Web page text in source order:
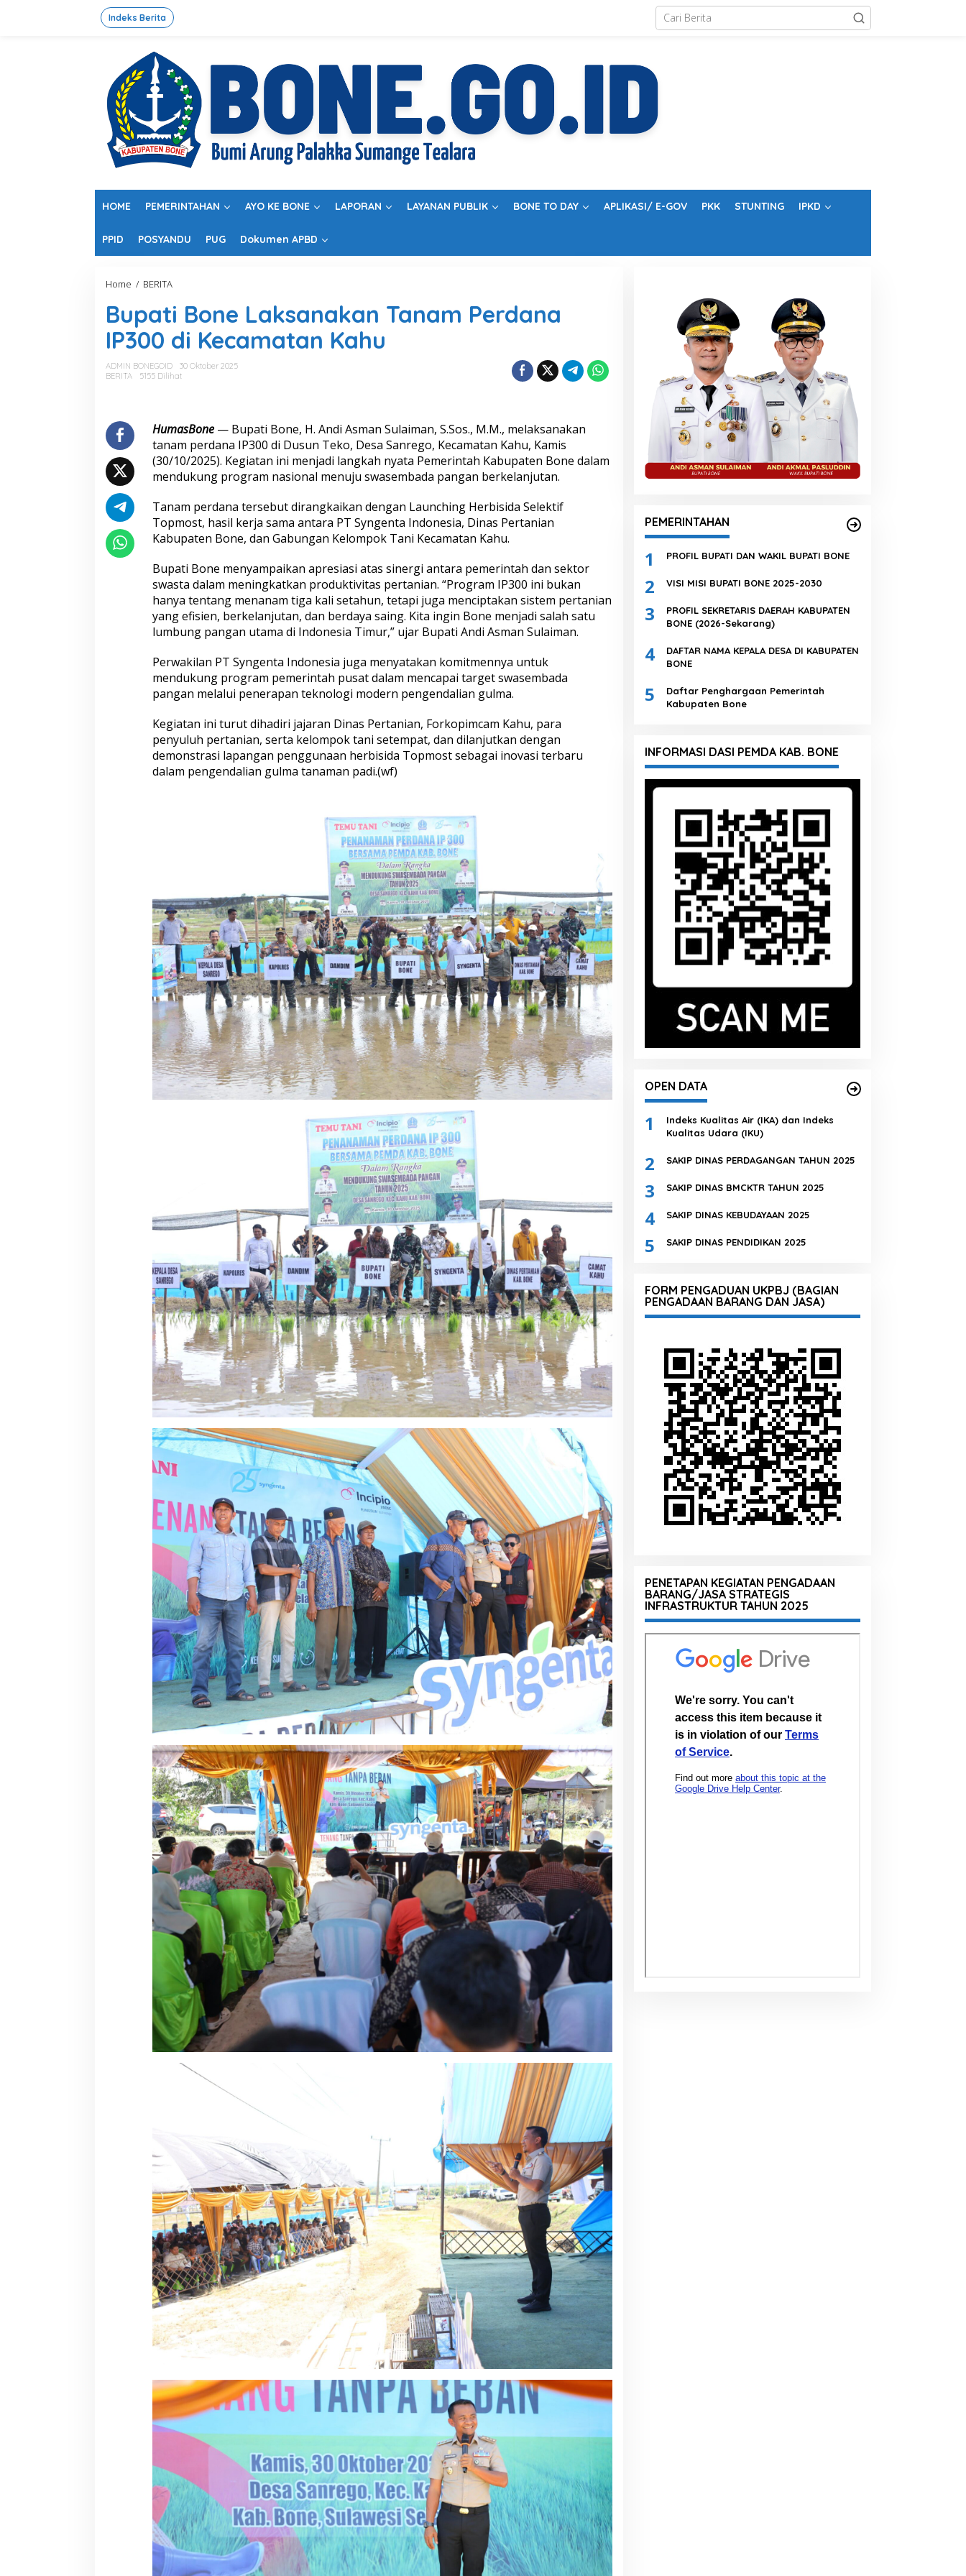
Indeks Berita
HOME PEMERINTAHAN AYO KE BONE LAPORAN LAYANAN PUBLIK BONE TO DAY APLIKASI/ E-GOV PKK STUNTING IPKD
PPID POSYANDU PUG Dokumen APBD
Home / BERITA
p
a
t
i
o
a
s
a
n
k
n
T
n
a
P
e
r
a
a
I
3
0
0
d
i
K
a
h
u
Bupati Bone Laksanakan Tanam Perdana
IP300 di Kecamatan Kahu
ADMIN BONEGOID
30 Oktober 2025
BERITA
5155 Dilihat
HumasBone — Bupati Bone, H. Andi Asman Sulaiman, S.Sos., M.M., melaksanakan
tanam perdana IP300 di Dusun Teko, Desa Sanrego, Kecamatan Kahu, Kamis
(30/10/2025). Kegiatan ini menjadi langkah nyata Pemerintah Kabupaten Bone dalam
mendukung program nasional menuju swasembada pangan berkelanjutan.
Tanam perdana tersebut dirangkaikan dengan Launching Herbisida Selektif
Topmost, hasil kerja sama antara PT Syngenta Indonesia, Dinas Pertanian
Kabupaten Bone, dan Gabungan Kelompok Tani Kecamatan Kahu.
Bupati Bone menyampaikan apresiasi atas sinergi antara pemerintah dan sektor
swasta dalam meningkatkan produktivitas pertanian. “Program IP300 ini bukan
hanya tentang menanam tiga kali setahun, tetapi juga menciptakan sistem pertanian
yang efisien, berkelanjutan, dan berdaya saing. Kita ingin Bone menjadi salah satu
lumbung pangan utama di Indonesia Timur,” ujar Bupati Andi Asman Sulaiman.
Perwakilan PT Syngenta Indonesia juga menyatakan komitmennya untuk
mendukung program pemerintah pusat dalam mencapai target swasembada
pangan melalui penerapan teknologi modern pengendalian gulma.
Kegiatan ini turut dihadiri jajaran Dinas Pertanian, Forkopimcam Kahu, para
penyuluh pertanian, serta kelompok tani setempat, dan dilanjutkan dengan
demonstrasi lapangan penggunaan herbisida Topmost sebagai inovasi terbaru
dalam pengendalian gulma tanaman padi.(wf)
PEMERINTAHAN
1 PROFIL BUPATI DAN WAKIL BUPATI BONE
2 VISI MISI BUPATI BONE 2025-2030
3
PROFIL SEKRETARIS DAERAH KABUPATEN
BONE (2026-Sekarang)
4
DAFTAR NAMA KEPALA DESA DI KABUPATEN
BONE
5
Daftar Penghargaan Pemerintah
Kabupaten Bone
INFORMASI DASI PEMDA KAB. BONE
OPEN DATA
1
Indeks Kualitas Air (IKA) dan Indeks
Kualitas Udara (IKU)
2 SAKIP DINAS PERDAGANGAN TAHUN 2025
3 SAKIP DINAS BMCKTR TAHUN 2025
4 SAKIP DINAS KEBUDAYAAN 2025
5 SAKIP DINAS PENDIDIKAN 2025
FORM PENGADUAN UKPBJ (BAGIAN
PENGADAAN BARANG DAN JASA)
PENETAPAN KEGIATAN PENGADAAN
BARANG/JASA STRATEGIS
INFRASTRUKTUR TAHUN 2025